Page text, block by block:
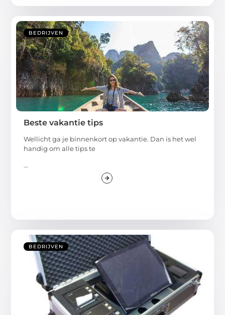
BEDRIJVEN
Beste vakantie tips
Wellicht ga je binnenkort op vakantie. Dan is het wel
handig om alle tips te
...
BEDRIJVEN